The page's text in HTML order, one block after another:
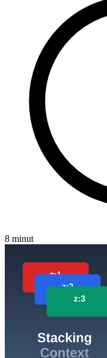
8 minut